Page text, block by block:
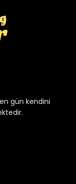
gün kendini